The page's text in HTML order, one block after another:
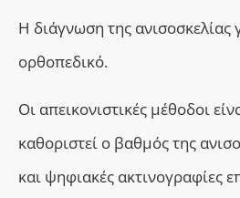
Η διάγνωση της ανισοσκελίας
ορθοπεδικό.
Οι απεικονιστικές μέθοδοι
καθοριστεί ο βαθμός της
και ψηφιακές ακτινογραφίες